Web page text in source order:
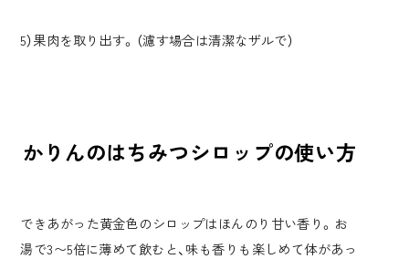
5）果肉を取り出す。（濾す場合は清潔なザルで）
かりんのはちみつシロップの使い方
できあがった黄金色のシロップはほんのり甘い香り。お
湯で3〜5倍に薄めて飲むと、味も香りも楽しめて体があっ